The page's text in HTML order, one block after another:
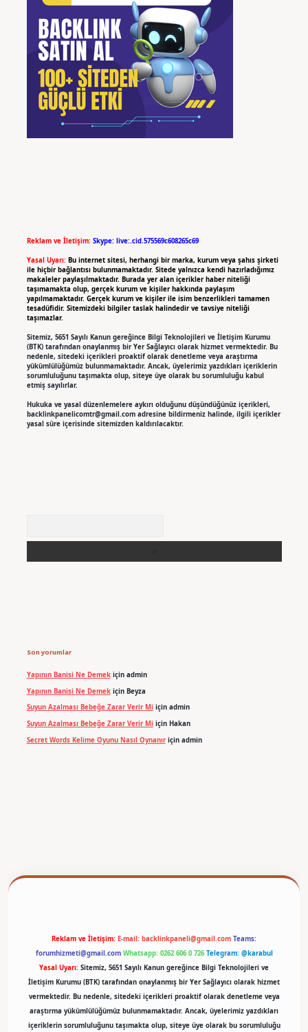
Reklam ve İletişim: Skype: live:.cid.575569c608265c69
Yasal Uyarı: Bu internet sitesi, herhangi bir marka, kurum veya şahıs şirketi
ile hiçbir bağlantısı bulunmamaktadır. Sitede yalnızca kendi hazırladığımız
makaleler paylaşılmaktadır. Burada yer alan içerikler haber niteliği
taşımamakta olup, gerçek kurum ve kişiler hakkında paylaşım
yapılmamaktadır. Gerçek kurum ve kişiler ile isim benzerlikleri tamamen
tesadüfidir. Sitemizdeki bilgiler taslak halindedir ve tavsiye niteliği
taşımazlar.
Sitemiz, 5651 Sayılı Kanun gereğince Bilgi Teknolojileri ve İletişim Kurumu
(BTK) tarafından onaylanmış bir Yer Sağlayıcı olarak hizmet vermektedir. Bu
nedenle, sitedeki içerikleri proaktif olarak denetleme veya araştırma
yükümlülüğümüz bulunmamaktadır. Ancak, üyelerimiz yazdıkları içeriklerin
sorumluluğunu taşımakta olup, siteye üye olarak bu sorumluluğu kabul
etmiş sayılırlar.
Hukuka ve yasal düzenlemelere aykırı olduğunu düşündüğünüz içerikleri,
backlinkpanelicomtr@gmail.comadresine bildirmeniz halinde, ilgili içerikler
yasal süre içerisinde sitemizden kaldırılacaktır.
Son yorumlar
Yapının Banisi Ne Demekiçin admin
Yapının Banisi Ne Demekiçin Beyza
Suyun Azalması Bebeğe Zarar Verir Miiçin admin
Suyun Azalması Bebeğe Zarar Verir Miiçin Hakan
Secret Words Kelime Oyunu Nasıl Oynanıriçin admin
Reklam ve İletişim: E-mail: backlinkpaneli@gmail.com Teams:
forumhizmeti@gmail.com Whatsapp: 0262 606 0 726 Telegram: @karabul
Yasal Uyarı: Sitemiz, 5651 Sayılı Kanun gereğince Bilgi Teknolojileri ve
İletişim Kurumu (BTK) tarafından onaylanmış bir Yer Sağlayıcı olarak hizmet
vermektedir. Bu nedenle, sitedeki içerikleri proaktif olarak denetleme veya
araştırma yükümlülüğümüz bulunmamaktadır. Ancak, üyelerimiz yazdıkları
içeriklerin sorumluluğunu taşımakta olup, siteye üye olarak bu sorumluluğu